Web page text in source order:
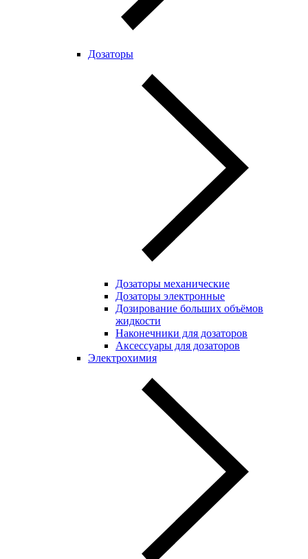
Дозаторы
Дозаторы механические
Дозаторы электронные
Дозирование больших объёмов
жидкости
Наконечники для дозаторов
Аксессуары для дозаторов
Электрохимия